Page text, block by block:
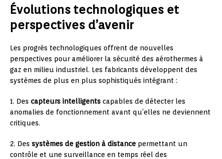
Évolutions technologiques et
perspectives d’avenir
Les progrès technologiques offrent de nouvelles
perspectives pour améliorer la sécurité des aérothermes à
gaz en milieu industriel. Les fabricants développent des
systèmes de plus en plus sophistiqués intégrant :
1. Des capteurs intelligents capables de détecter les
anomalies de fonctionnement avant qu’elles ne deviennent
critiques.
2. Des systèmes de gestion à distance permettant un
contrôle et une surveillance en temps réel des